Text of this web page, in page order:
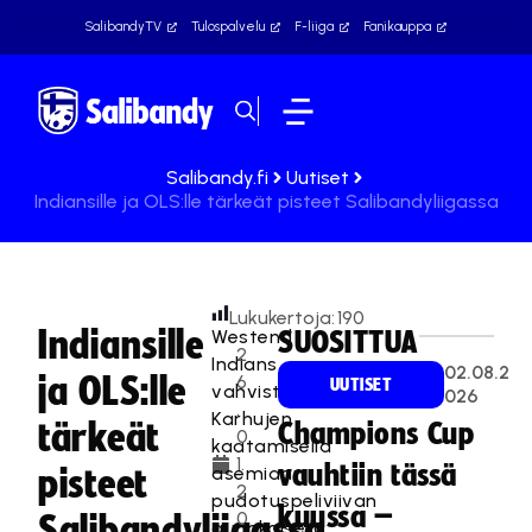
SalibandyTV Tulospalvelu F-liiga Fanikauppa
Salibandy.fi
Uutiset
Indiansille ja OLS:lle tärkeät pisteet Salibandyliigassa
Indiansille
ja OLS:lle
tärkeät
pisteet
2
6
.
0
1.
2
0
Lukukertoja:190
Westend
Indians
vahvisti
Karhujen
kaatamisella
asemiaan
pudotuspeliviivan
SUOSITTUA
UUTISET
02.08.2
026
Champions Cup
vauhtiin tässä
kuussa –